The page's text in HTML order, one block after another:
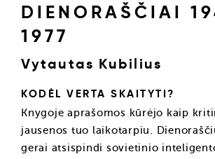
DIENORAŠČIAI
1977
Vytautas Kubilius
KODĖL VERTA SKAITYTI?
Knygoje aprašomos kūrėjo kaip
jausenos tuo laikotarpiu.
gerai atsispindi sovietinio